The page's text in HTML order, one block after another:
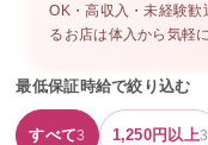
OK・高収入・未経験
るお店は体入から気軽
最低保証時給で絞り込む
すべて3 1,250円以上3